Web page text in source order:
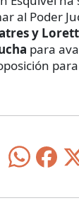
al Poder
y
para